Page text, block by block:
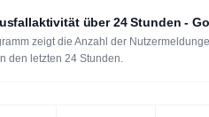
über 24 Stunden -
zeigt die Anzahl der
den letzten 24 Stunden.